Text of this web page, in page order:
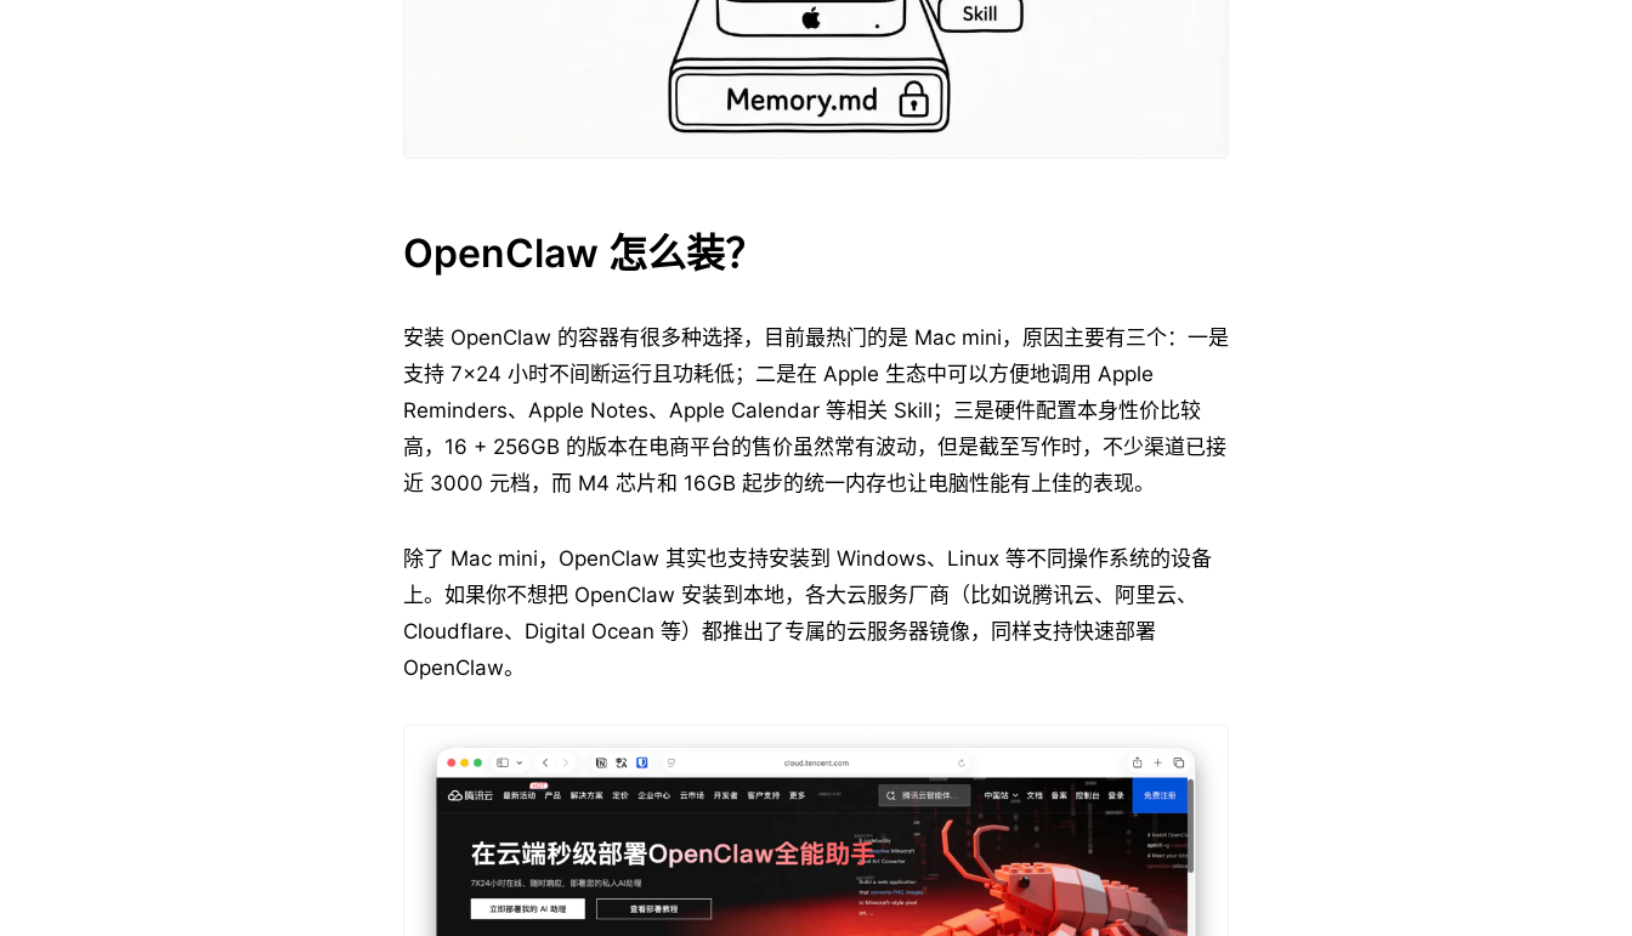
OpenClaw 怎么装？
安装 OpenClaw 的容器有很多种选择，目前最热门的是 Mac mini，原因主要有三个：一是
支持 7×24 小时不间断运行且功耗低；二是在 Apple 生态中可以方便地调用 Apple
Reminders、Apple Notes、Apple Calendar 等相关 Skill；三是硬件配置本身性价比较
高，16 + 256GB 的版本在电商平台的售价虽然常有波动，但是截至写作时，不少渠道已接
近 3000 元档，而 M4 芯片和 16GB 起步的统一内存也让电脑性能有上佳的表现。
除了 Mac mini，OpenClaw 其实也支持安装到 Windows、Linux 等不同操作系统的设备
上。如果你不想把 OpenClaw 安装到本地，各大云服务厂商（比如说腾讯云、阿里云、
Cloudflare、Digital Ocean 等）都推出了专属的云服务器镜像，同样支持快速部署
OpenClaw。